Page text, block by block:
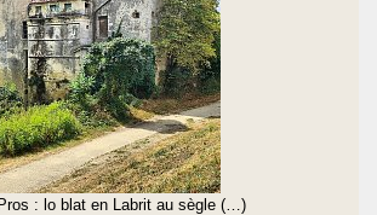
: lo blat en Labrit au sègle (…)